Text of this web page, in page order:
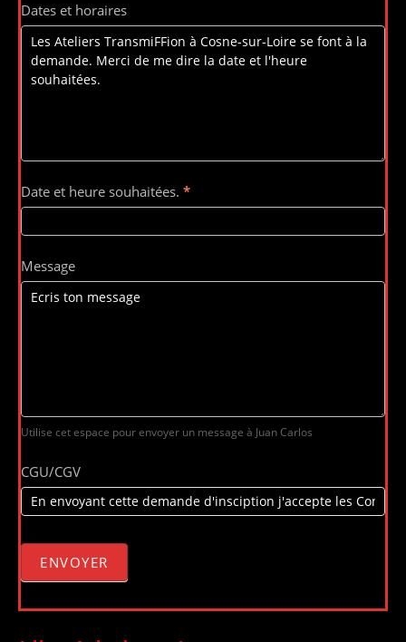
Dates et horaires
Date et heure souhaitées. *
Message
Utilise cet espace pour envoyer un message à Juan Carlos
CGU/CGV
ENVOYER